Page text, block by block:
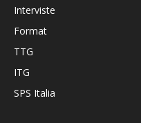
Interviste
Format
TTG
ITG
SPS Italia